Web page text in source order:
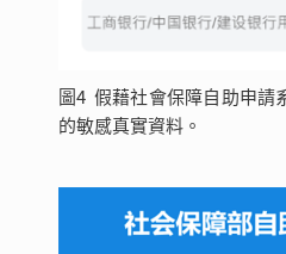
圖4 假藉社會保障自助申請
的敏感真實資料。